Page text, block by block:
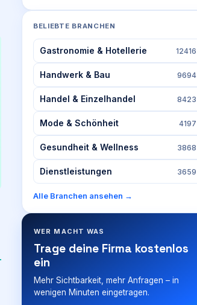
BELIEBTE BRANCHEN
Gastronomie & Hotellerie 12416
Handwerk & Bau 9694
Handel & Einzelhandel 8423
Mode & Schönheit 4197
Gesundheit & Wellness 3868
Dienstleistungen 3659
Alle Branchen ansehen →
WER MACHT WAS
Trage deine Firma kostenlos
ein
Mehr Sichtbarkeit, mehr Anfragen – in
wenigen Minuten eingetragen.